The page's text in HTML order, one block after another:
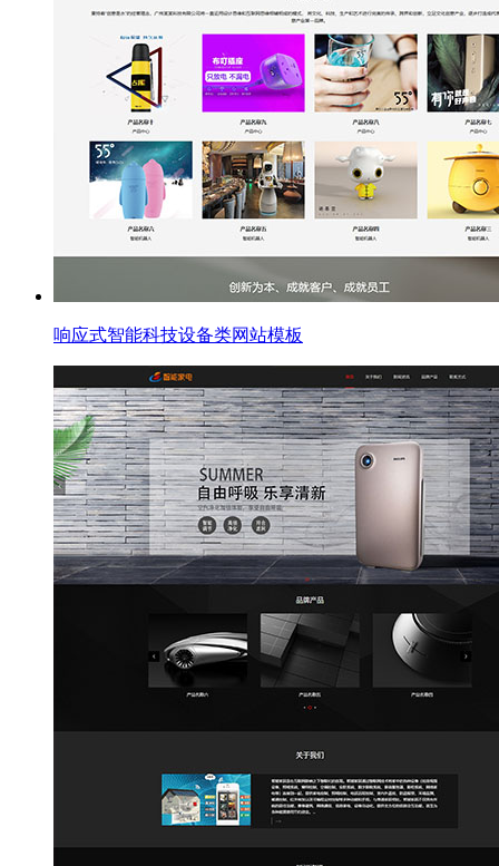
响应式智能科技设备类网站模板